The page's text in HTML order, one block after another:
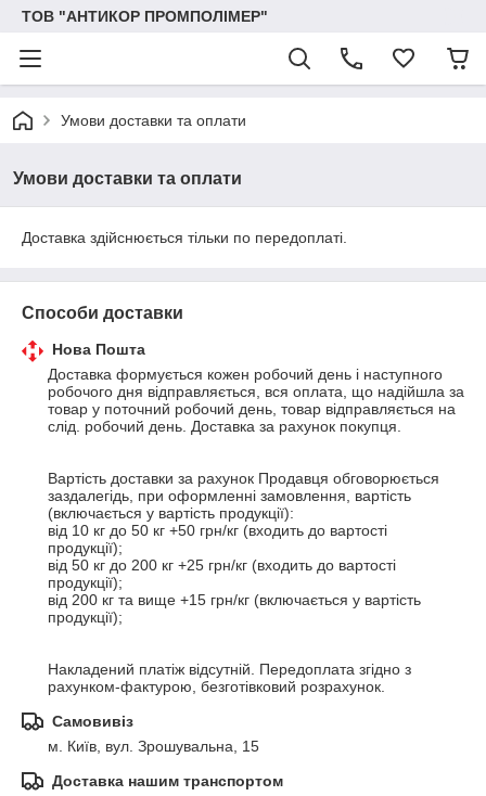
ТОВ "АНТИКОР ПРОМПОЛІМЕР"
Умови доставки та оплати
Умови доставки та оплати
Доставка здійснюється тільки по передоплаті.
Способи доставки
Нова Пошта
Доставка формується кожен робочий день і наступного
робочого дня відправляється, вся оплата, що надійшла за
товар у поточний робочий день, товар відправляється на
слід. робочий день. Доставка за рахунок покупця.
Вартість доставки за рахунок Продавця обговорюється
заздалегідь, при оформленні замовлення, вартість
(включається у вартість продукції):
від 10 кг до 50 кг +50 грн/кг (входить до вартості
продукції);
від 50 кг до 200 кг +25 грн/кг (входить до вартості
продукції);
від 200 кг та вище +15 грн/кг (включається у вартість
продукції);
Накладений платіж відсутній. Передоплата згідно з
рахунком-фактурою, безготівковий розрахунок.
Самовивіз
м. Київ, вул. Зрошувальна, 15
Доставка нашим транспортом